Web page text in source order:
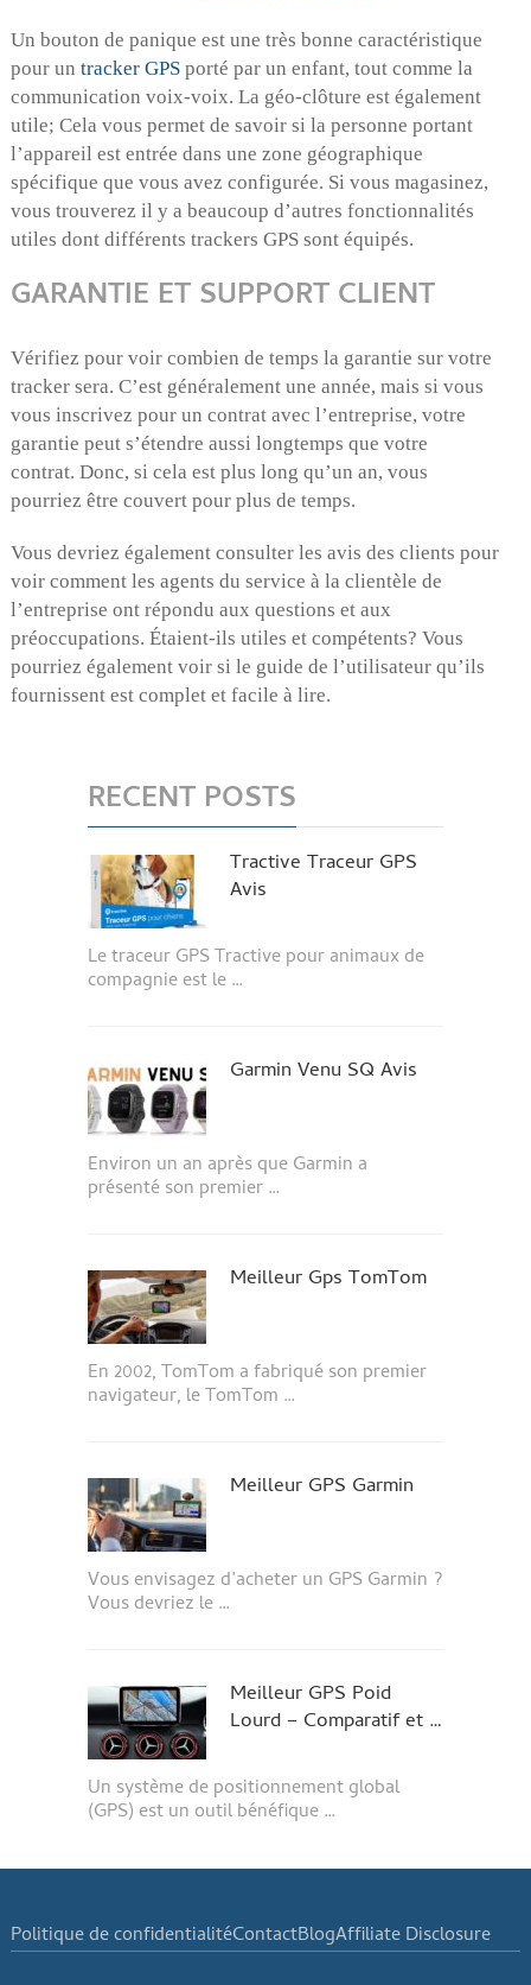
Un bouton de panique est une très bonne caractéristique
pour un tracker GPS porté par un enfant, tout comme la
communication voix-voix. La géo-clôture est également
utile; Cela vous permet de savoir si la personne portant
l’appareil est entrée dans une zone géographique
spécifique que vous avez configurée. Si vous magasinez,
vous trouverez il y a beaucoup d’autres fonctionnalités
utiles dont différents trackers GPS sont équipés.
GARANTIE ET SUPPORT CLIENT
Vérifiez pour voir combien de temps la garantie sur votre
tracker sera. C’est généralement une année, mais si vous
vous inscrivez pour un contrat avec l’entreprise, votre
garantie peut s’étendre aussi longtemps que votre
contrat. Donc, si cela est plus long qu’un an, vous
pourriez être couvert pour plus de temps.
Vous devriez également consulter les avis des clients pour
voir comment les agents du service à la clientèle de
l’entreprise ont répondu aux questions et aux
préoccupations. Étaient-ils utiles et compétents? Vous
pourriez également voir si le guide de l’utilisateur qu’ils
fournissent est complet et facile à lire.
RECENT POSTS
Tractive Traceur GPS
Avis
Le traceur GPS Tractive pour animaux de
compagnie est le …
Garmin Venu SQ Avis
Environ un an après que Garmin a
présenté son premier …
Meilleur Gps TomTom
En 2002, TomTom a fabriqué son premier
navigateur, le TomTom …
Meilleur GPS Garmin
Vous envisagez d’acheter un GPS Garmin ?
Vous devriez le …
Meilleur GPS Poid
Lourd – Comparatif et …
Un système de positionnement global
(GPS) est un outil bénéfique …
Politique de confidentialitéContactBlogAffiliate Disclosure